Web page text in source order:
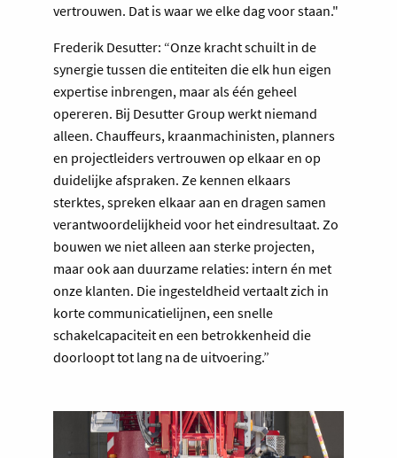
vertrouwen. Dat is waar we elke dag voor staan."
Frederik Desutter: “Onze kracht schuilt in de
synergie tussen die entiteiten die elk hun eigen
expertise inbrengen, maar als één geheel
opereren. Bij Desutter Group werkt niemand
alleen. Chauffeurs, kraanmachinisten, planners
en projectleiders vertrouwen op elkaar en op
duidelijke afspraken. Ze kennen elkaars
sterktes, spreken elkaar aan en dragen samen
verantwoordelijkheid voor het eindresultaat. Zo
bouwen we niet alleen aan sterke projecten,
maar ook aan duurzame relaties: intern én met
onze klanten. Die ingesteldheid vertaalt zich in
korte communicatielijnen, een snelle
schakelcapaciteit en een betrokkenheid die
doorloopt tot lang na de uitvoering.”